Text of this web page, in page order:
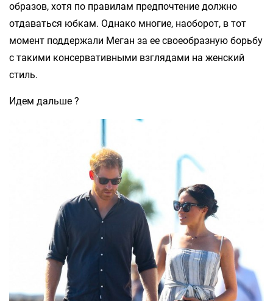
образов, хотя по правилам предпочтение должно
отдаваться юбкам. Однако многие, наоборот, в тот
момент поддержали Меган за ее своеобразную борьбу
с такими консервативными взглядами на женский
стиль.
Идем дальше ?